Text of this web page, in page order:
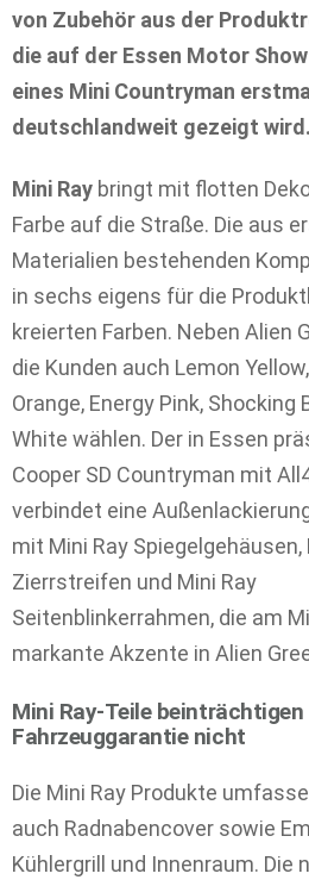
von Zubehör aus der
die auf der Essen Motor
eines Mini Countryman
deutschlandweit gezeigt wird.
Mini Ray bringt mit flotten
Farbe auf die Straße. Die aus
Materialien bestehenden
in sechs eigens für die
kreierten Farben. Neben Alien
die Kunden auch Lemon
Orange, Energy Pink, Shocking
White wählen. Der in Essen
Cooper SD Countryman mit
verbindet eine
mit Mini Ray Spiegelgehäusen,
Zierrstreifen und Mini Ray
Seitenblinkerrahmen, die am
markante Akzente in Alien
Mini Ray-Teile beinträchtigen
Fahrzeuggarantie nicht
Die Mini Ray Produkte
auch Radnabencover sowie
Kühlergrill und Innenraum. Die